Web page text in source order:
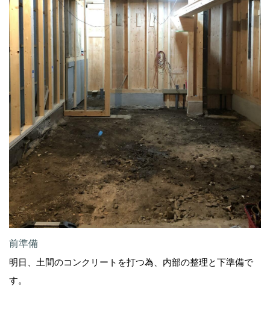
前準備
明日、土間のコンクリートを打つ為、内部の整理と下準備で
す。